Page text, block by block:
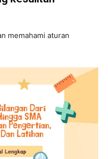
memahami aturan